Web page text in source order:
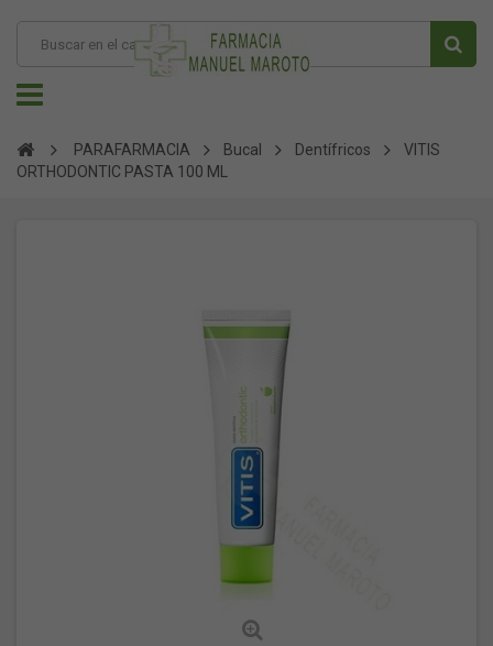
PARAFARMACIA Bucal Dentífricos
VITIS
ORTHODONTIC PASTA 100 ML